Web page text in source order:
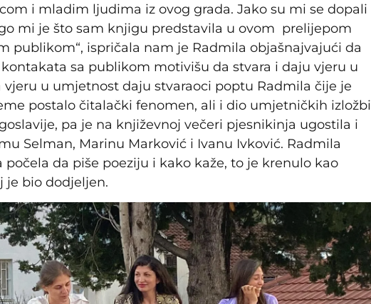
i mladim ljudima iz ovog grada. Jako su mi se dopali
mi je što sam knjigu predstavila u ovom prelijepom
publikom“, ispričala nam je Radmila objašnajvajući da
sa publikom motivišu da stvara i daju vjeru u
u umjetnost daju stvaraoci poptu Radmila čije je
postalo čitalački fenomen, ali i dio umjetničkih izložbi
pa je na književnoj večeri pjesnikinja ugostila i
Selman, Marinu Marković i Ivanu Ivković. Radmila
počela da piše poeziju i kako kaže, to je krenulo kao
je bio dodjeljen.